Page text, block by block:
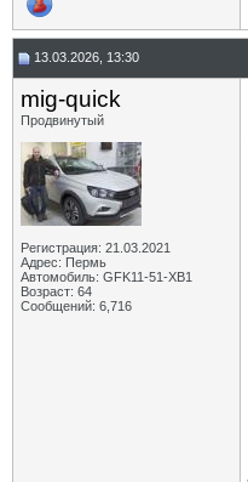
13.03.2026, 13:30
mig-quick
Продвинутый
Регистрация: 21.03.2021
Адрес: Пермь
Автомобиль: GFK11-51-ХВ1
Возраст: 64
Сообщений: 6,716